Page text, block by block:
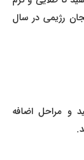
رژیمی در سال
مراحل اضافه